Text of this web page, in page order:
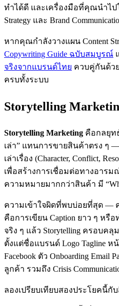
ทำได้ดี และเครื่องมือที่คุณนำไป
Strategy และ Brand
หากคุณกำลังวางแผน Content
Copywriting Guide ฉบับสมบูรณ์
จริงจากแบรนด์ไทย ควบคู่กันด้ว
ครบทั้งระบบ
Storytelling
Storytelling Marketing คือกลยุท
เล่า” แทนการขายสินค้าตรง ๆ
เล่าเรื่อง (Character, Conflict,
เพื่อสร้างการเชื่อมต่อทางอาร
ความหมายมากกว่าสินค้า มี
ความเข้าใจผิดที่พบบ่อยที่สุด —
คือการเขียน Caption ยาว ๆ ห
จริง ๆ แล้ว Storytelling ครอบคลุ
ตั้งแต่ชื่อแบรนด์ Logo Tagline หน้
Facebook ตัว Onboarding
ลูกค้า รวมถึง Crisis
ลองเปรียบเทียบสองประโยคนี้กั